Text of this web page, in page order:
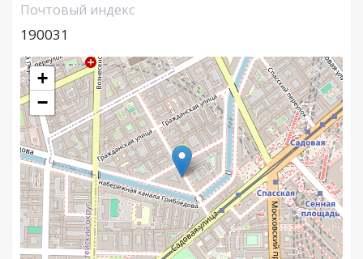
Почтовый индекс
190031
+
−